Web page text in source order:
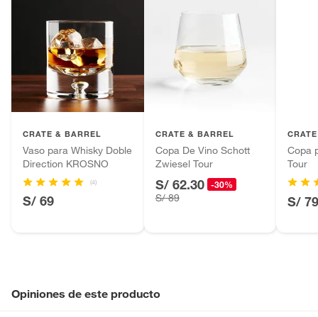
CRATE & BARREL
Vaso para Whisky Doble
Direction KROSNO
(4)
S/ 69
CRATE & BARREL
Copa De Vino Schott
Zwiesel Tour
S/ 62.30 -30%
S/ 89
Copa
Tour
S/
Opiniones de este producto